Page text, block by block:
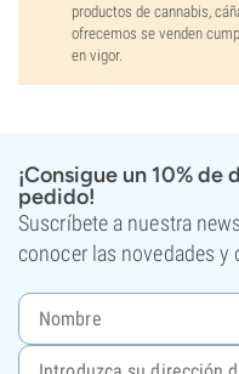
productos de cannabis,
ofrecemos se venden
en vigor.
¡Consigue un 10%
pedido!
Suscríbete a nuestra
conocer las novedades y